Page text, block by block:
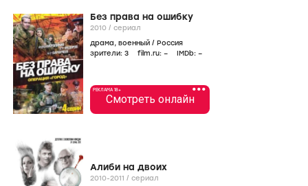
Без права на ошибку
2010 / сериал
драма, военный / Россия
зрители: 3 film.ru: – IMDb: –
•••
РЕКЛАМА 18+
Смотреть онлайн
Алиби на двоих
2010-2011 / сериал